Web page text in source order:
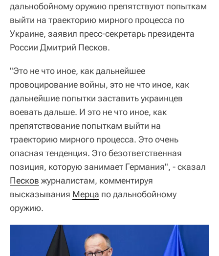
дальнобойному оружию препятствуют попыткам
выйти на траекторию мирного процесса по
Украине, заявил пресс-секретарь президента
России Дмитрий Песков.
"Это не что иное, как дальнейшее
провоцирование войны, это не что иное, как
дальнейшие попытки заставить украинцев
воевать дальше. И это не что иное, как
препятствование попыткам выйти на
траекторию мирного процесса. Это очень
опасная тенденция. Это безответственная
позиция, которую занимает Германия", - сказал
Песков журналистам, комментируя
высказывания Мерца по дальнобойному
оружию.